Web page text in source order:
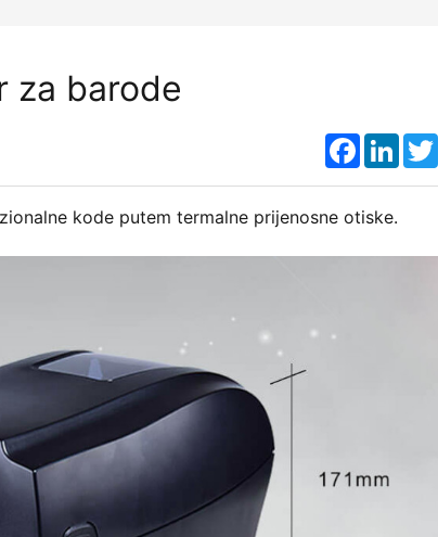
za barode
Facebook
kode putem termalne prijenosne otiske.